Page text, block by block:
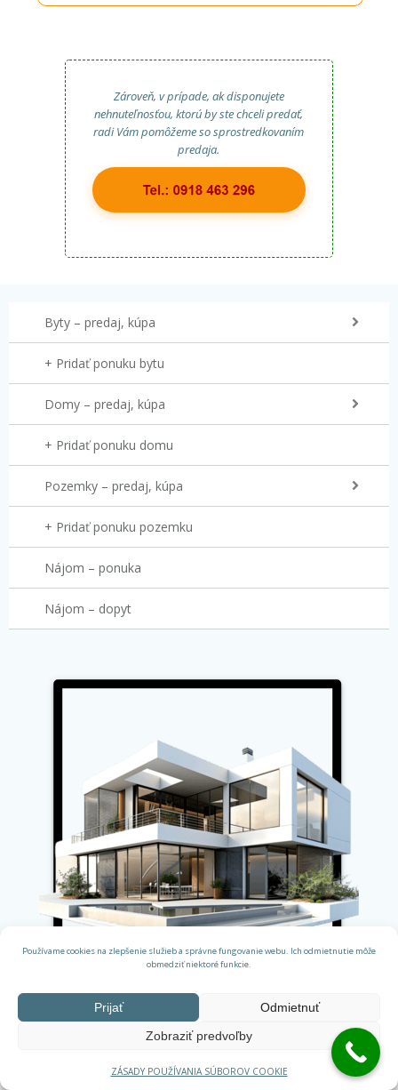
Používame cookies na zlepšenie služieb a správne fungovanie webu. Ich odmietnutie môže
obmedziť niektoré funkcie.
Prijať
Odmietnuť
Zobraziť predvoľby
ZÁSADY POUŽÍVANIA SÚBOROV COOKIE
Zároveň, v prípade, ak disponujete
nehnuteľnosťou, ktorú by ste chceli predať,
radi Vám pomôžeme so sprostredkovaním
predaja.
Byty – predaj, kúpa
+ Pridať ponuku bytu
Domy – predaj, kúpa
+ Pridať ponuku domu
Pozemky – predaj, kúpa
+ Pridať ponuku pozemku
Nájom – ponuka
Nájom – dopyt
BÝVANIE / INVESTÍCIA LOKALITY / CENY